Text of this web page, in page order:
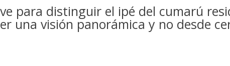
para distinguir el ipé del cumarú
una visión panorámica y no desde